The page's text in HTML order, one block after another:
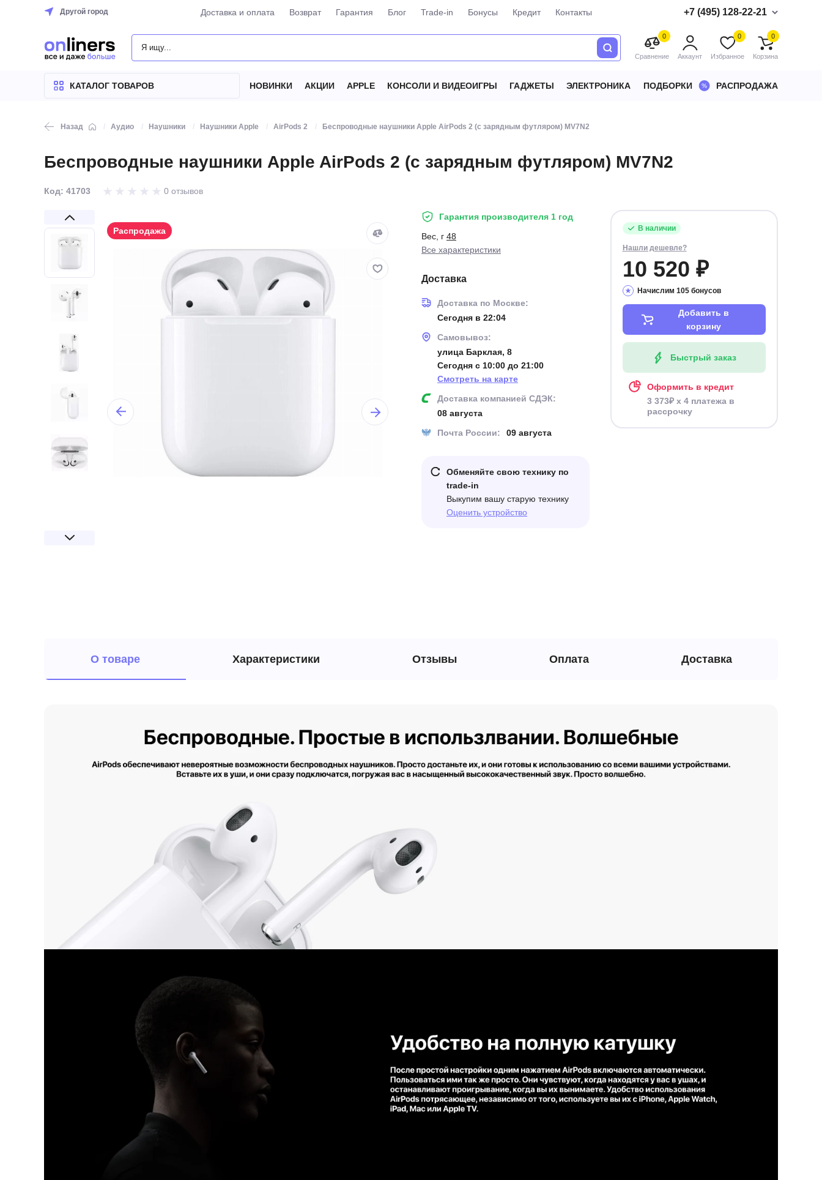
Другой город Доставка и оплата Возврат Гарантия Блог Trade-in Бонусы Кредит Контакты +7 (495) 128-22-21
ТОВАРОВ
0
Сравнение Аккаунт
0
Избранное
0
Корзина
КАТАЛОГ ТОВАРОВ НОВИНКИ АКЦИИ APPLE КОНСОЛИ И ВИДЕОИГРЫ ГАДЖЕТЫ ЭЛЕКТРОНИКА ПОДБОРКИ РАСПРОДАЖА
Назад Аудио Наушники Наушники Apple AirPods 2 Беспроводные наушники Apple AirPods 2 (с зарядным футляром) MV7N2
Беспроводные наушники Apple AirPods 2 (с зарядным футляром) MV7N2
Код: 41703 0 отзывов
Распродажа
Гарантия производителя 1 год
Вес, г 48
Все характеристики
Доставка
Доставка по Москве:
Сегодня в 22:04
Самовывоз:
улица Барклая, 8
Сегодня с 10:00 до 21:00
Смотреть на карте
Доставка компанией СДЭК:
08 августа
Почта России:
09 августа
Обменяйте свою технику по
trade-in
Выкупим вашу старую технику
Оценить устройство
В наличии
Нашли дешевле?
10 520 ₽
Начислим 105 бонусов
Добавить в
корзину
Быстрый заказ
Оформить в кредит
3 373₽ x 4 платежа в
рассрочку
О товаре Характеристики Отзывы Оплата Доставка